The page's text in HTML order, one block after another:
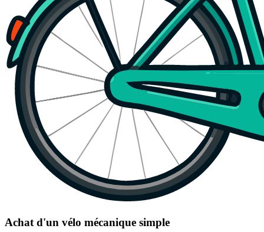
Achat d'un vélo mécanique simple